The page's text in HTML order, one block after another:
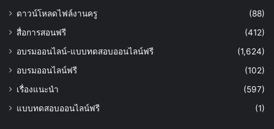
ดาวน์โหลดไฟล์งานครู
(88)
สื่อการสอนฟรี
(412)
อบรมออนไลน์-แบบทดสอบออนไลน์ฟรี
(1,624)
อบรมออนไลน์ฟรี
(102)
เรื่องแนะนำ
(597)
แบบทดสอบออนไลน์ฟรี
(1)